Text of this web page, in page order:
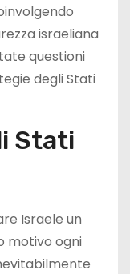
israeliana
questioni
degli Stati
Stati
Israele un
motivo ogni